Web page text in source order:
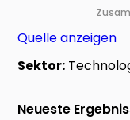
Quelle anzeigen
Sektor:
Neueste